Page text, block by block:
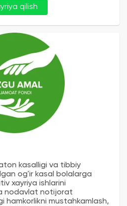
qilish
kasalligi va tibbiy
og'ir kasal bolalarga
xayriya ishlarini
nodavlat notijorat
hamkorlikni mustahkamlash,